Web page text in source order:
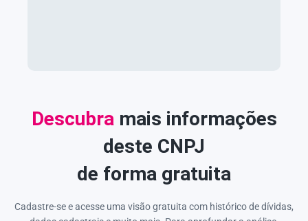
Descubra mais informações
deste CNPJ
de forma gratuita
Cadastre-se e acesse uma visão gratuita com histórico de dívidas,